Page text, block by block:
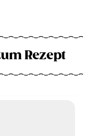
Rezept